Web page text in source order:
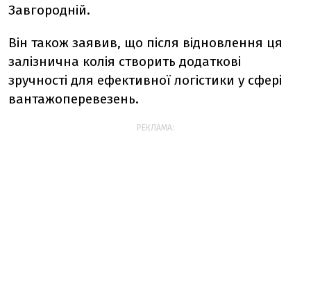
Завгородній.
Він також заявив, що після відновлення ця
залізнична колія створить додаткові
зручності для ефективної логістики у сфері
вантажоперевезень.
РЕКЛАМА: